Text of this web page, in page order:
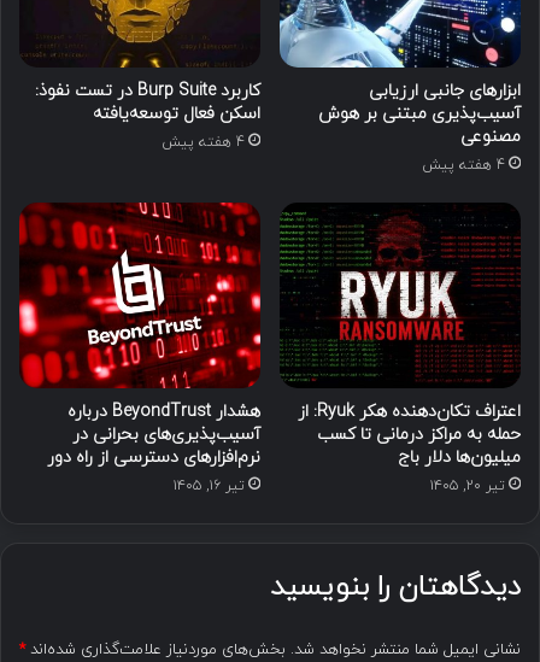
ابزارهای جانبی ارزیابی
آسیب‌پذیری مبتنی بر هوش
مصنوعی
4 هفته پیش
کاربرد Burp Suite در تست نفوذ:
اسکن فعال توسعه‌یافته
4 هفته پیش
اعتراف تکان‌دهنده هکر Ryuk: از
حمله به مراکز درمانی تا کسب
میلیون‌ها دلار باج
تیر ۲۰, ۱۴۰۵
هشدار BeyondTrust درباره
آسیب‌پذیری‌های بحرانی در
نرم‌افزارهای دسترسی از راه دور
تیر ۱۶, ۱۴۰۵
دیدگاهتان را بنویسید
نشانی ایمیل شما منتشر نخواهد شد. بخش‌های موردنیاز علامت‌گذاری شده‌اند*